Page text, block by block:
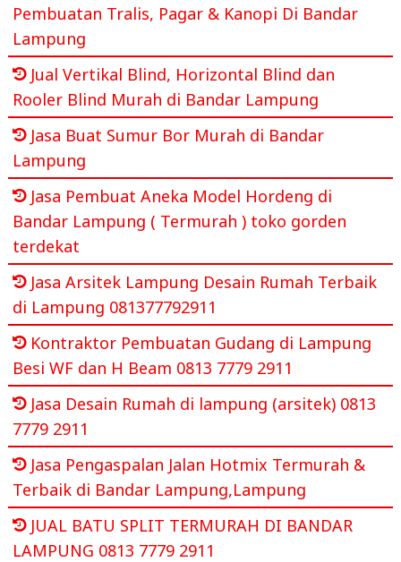
Pembuatan Tralis, Pagar & Kanopi Di Bandar
Lampung
Jual Vertikal Blind, Horizontal Blind dan
Rooler Blind Murah di Bandar Lampung
Jasa Buat Sumur Bor Murah di Bandar
Lampung
Jasa Pembuat Aneka Model Hordeng di
Bandar Lampung ( Termurah ) toko gorden
terdekat
Jasa Arsitek Lampung Desain Rumah Terbaik
di Lampung 081377792911
Kontraktor Pembuatan Gudang di Lampung
Besi WF dan H Beam 0813 7779 2911
Jasa Desain Rumah di lampung (arsitek) 0813
7779 2911
Jasa Pengaspalan Jalan Hotmix Termurah &
Terbaik di Bandar Lampung,Lampung
JUAL BATU SPLIT TERMURAH DI BANDAR
LAMPUNG 0813 7779 2911